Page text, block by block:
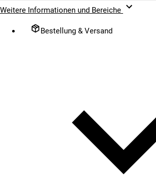
Weitere Informationen und Bereiche
Bestellung & Versand